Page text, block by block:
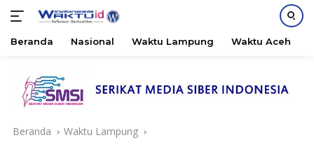
konten
Beranda Nasional Waktu Lampung Waktu Aceh
Beranda Waktu Lampung